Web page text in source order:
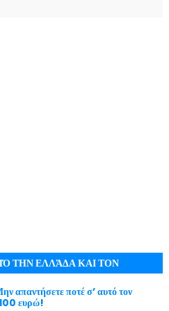
ΤΗΝ ΕΛΛΆΔΑ ΚΑΙ ΤΟΝ
απαντήσετε ποτέ σ’ αυτό τον
ευρώ!